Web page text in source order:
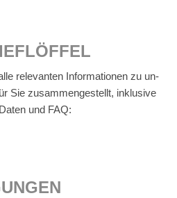
re­le­van­ten In­for­ma­tio­nen zu un­
Sie zu­sam­men­ge­stellt, in­klu­si­ve
und FAQ: